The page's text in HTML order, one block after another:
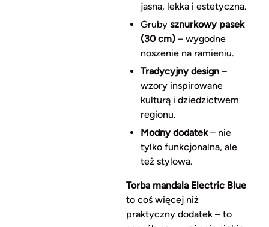
jasna, lekka i estetyczna.
Gruby sznurkowy pasek
(30 cm)– wygodne
noszenie na ramieniu.
Tradycyjny design–
wzory inspirowane
kulturą i dziedzictwem
regionu.
Modny dodatek– nie
tylko funkcjonalna, ale
też stylowa.
Torba mandala Electric Blue
to coś więcej niż
praktyczny dodatek – to